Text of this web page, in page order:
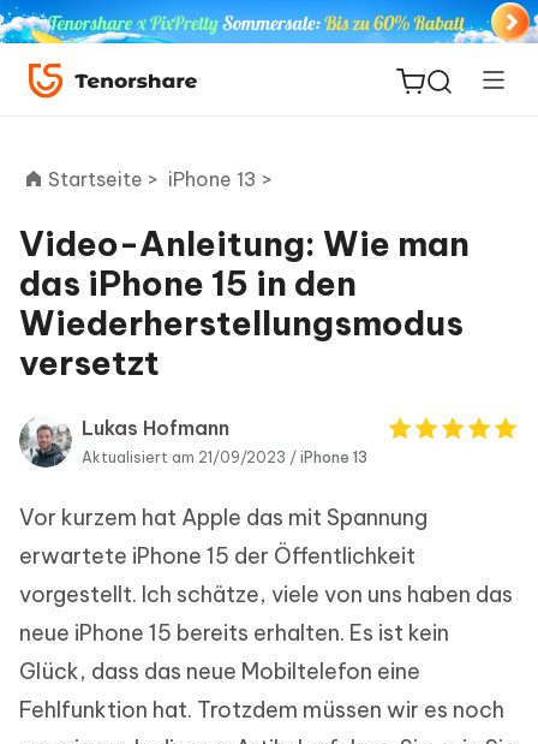
ReiBoot
for iOS
PDNob
Editor
Startseite > iPhone 13 >
Video-Anleitung: Wie man
das iPhone 15 in den
Wiederherstellungsmodus
versetzt
Lukas Hofmann
Aktualisiert am 21/09/2023 / iPhone 13
Vor kurzem hat Apple das mit Spannung
erwartete iPhone 15 der Öffentlichkeit
vorgestellt. Ich schätze, viele von uns haben das
neue iPhone 15 bereits erhalten. Es ist kein
Glück, dass das neue Mobiltelefon eine
Fehlfunktion hat. Trotzdem müssen wir es noch